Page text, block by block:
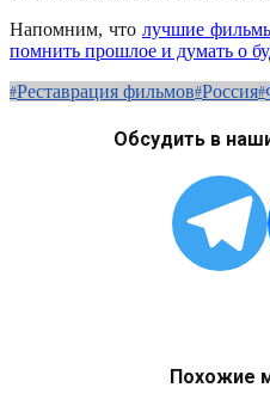
Напомним, что лучшие
помнить прошлое и думать о
Реставрация фильмов Россия
Обсудить в
Похожие